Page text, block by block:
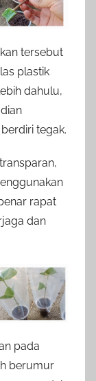
tersebut
plastik
dahulu,
tegak.
rapat
dan
pada
berumur